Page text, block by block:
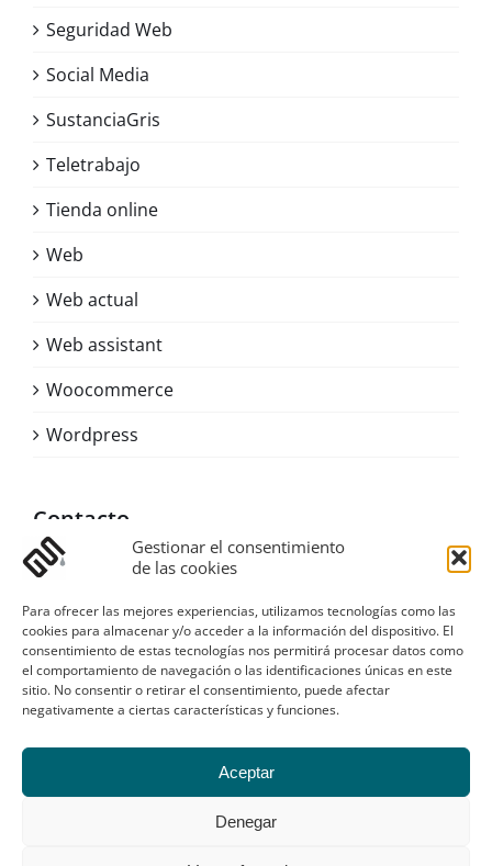
Gestionar el consentimiento
de las cookies
Para ofrecer las mejores experiencias, utilizamos tecnologías como las
cookies para almacenar y/o acceder a la información del dispositivo. El
consentimiento de estas tecnologías nos permitirá procesar datos como
el comportamiento de navegación o las identificaciones únicas en este
sitio. No consentir o retirar el consentimiento, puede afectar
negativamente a ciertas características y funciones.
Aceptar
Denegar
Seguridad Web
Social Media
SustanciaGris
Teletrabajo
Tienda online
Web
Web actual
Web assistant
Woocommerce
Wordpress
Contacto
Asturias
Email:
digital@sustanciagris.com
Web:
www.sustanciagris.com
Galería